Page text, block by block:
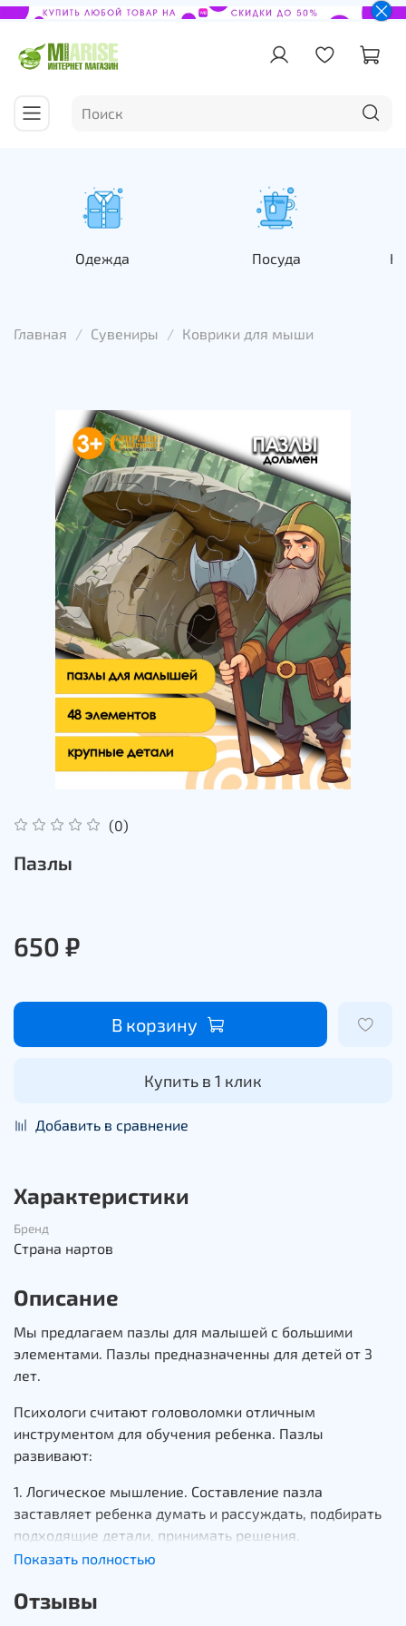
Одежда Посуда
Главная Сувениры Коврики для мыши
(0)
Пазлы
650 ₽
В корзину
Купить в 1 клик
Добавить в сравнение
Характеристики
Бренд
Страна нартов
Описание
Мы предлагаем пазлы для малышей с большими
элементами. Пазлы предназначенны для детей от 3
лет.
Психологи считают головоломки отличным
инструментом для обучения ребенка. Пазлы
развивают:
1. Логическое мышление. Составление пазла
заставляет ребенка думать и рассуждать, подбирать
подходящие детали, принимать решения.
2. Образное мышление. Пазлы положительно влияют
игры ребенок должен изучить нанесенное на
Показать полностью
Отзывы